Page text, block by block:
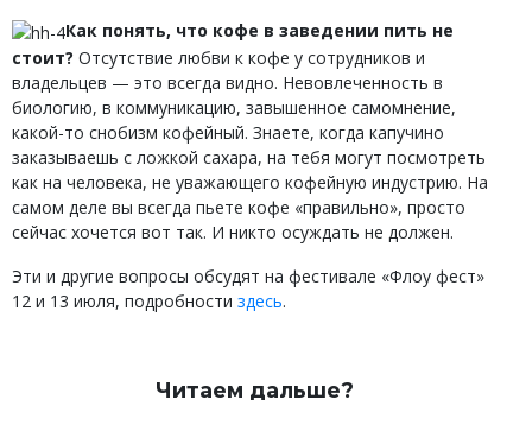
Как понять, что кофе в заведении пить не
стоит? Отсутствие любви к кофе у сотрудников и
владельцев — это всегда видно. Невовлеченность в
биологию, в коммуникацию, завышенное самомнение,
какой-то снобизм кофейный. Знаете, когда капучино
заказываешь с ложкой сахара, на тебя могут посмотреть
как на человека, не уважающего кофейную индустрию. На
самом деле вы всегда пьете кофе «правильно», просто
сейчас хочется вот так. И никто осуждать не должен.
Эти и другие вопросы обсудят на фестивале «Флоу фест»
12 и 13 июля, подробности здесь.
Читаем дальше?